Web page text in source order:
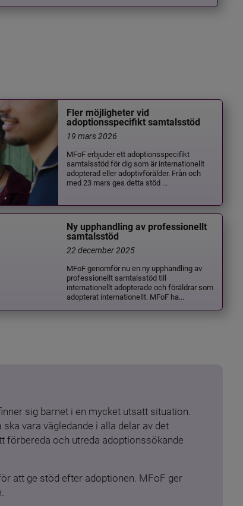
Fler möjligheter vid
adoptionsspecifikt samtalsstöd
19 mars 2026
MFoF erbjuder ett adoptionsspecifikt
samtalsstöd för dig som är internationellt
adopterad eller adoptivförälder. Från och
med 23 mars ges detta stöd ...
Ny upphandling av professionellt
samtalsstöd
22 december 2025
MFoF genomför nu en ny upphandling av
professionellt samtalsstöd till
internationellt adopterade och föräldrar som
adopterat internationellt. MFoF ha...
sig barnet i en mycket utsatt situation.
vara vägledande i alla delar av det
förbereda och utreda adoptionssökande
att ge stöd efter adoptionen. MFoF ger